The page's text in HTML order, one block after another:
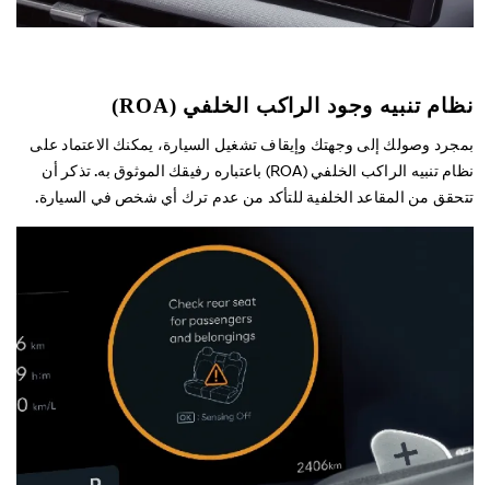
نظام تنبيه وجود الراكب الخلفي (ROA)
بمجرد وصولك إلى وجهتك وإيقاف تشغيل السيارة، يمكنك الاعتماد على
نظام تنبيه الراكب الخلفي (ROA) باعتباره رفيقك الموثوق به. تذكر أن
تتحقق من المقاعد الخلفية للتأكد من عدم ترك أي شخص في السيارة.